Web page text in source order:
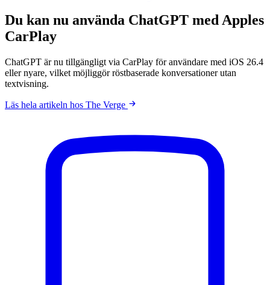
Du kan nu använda ChatGPT med Apples
CarPlay
ChatGPT är nu tillgängligt via CarPlay för användare med iOS 26.4
eller nyare, vilket möjliggör röstbaserade konversationer utan
textvisning.
Läs hela artikeln hos The Verge